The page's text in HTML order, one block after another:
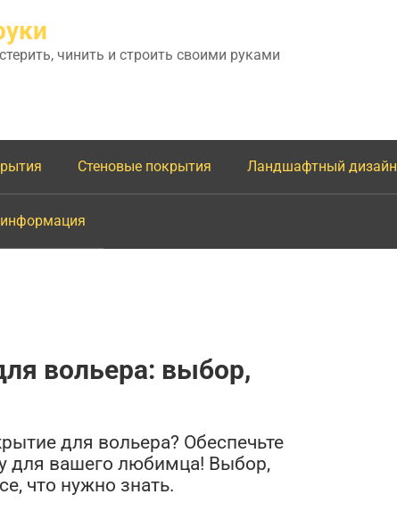
чинить и строить своими руками
Стеновые покрытия Ландшафтный дизайн
вольера: выбор,
для вольера? Обеспечьте
для вашего любимца! Выбор,
что нужно знать.